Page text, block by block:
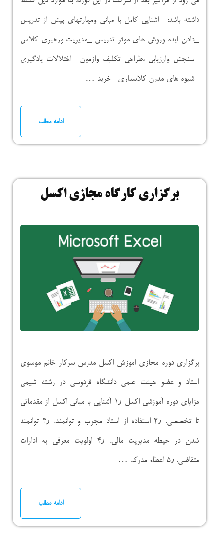
داشته باشد: _اشنایی کامل با مبانی ومهارتهای پیش از تدریس
_دادن ایده وروش های موثر تدریس _مدیریت ورهبری کلاس
_سنجش وارزیابی ،طراحی تکلیف وازمون _اختلالات یادگیری
_شیوه های مدرن کلاسداری خرید …
ادامه مطلب
برگزاری کارگاه مجازی اکسل
برگزاری دوره مجازی اموزش اکسل مدرس سرکار خانم موسوی
استاد و عضو هیئت علمی دانشگاه فردوسی در رشته شیمی
مزایای دوره آموزشی اکسل ۱٫ آشنایی با مبانی اکسل از مقدماتی
تا تخصصی. ۲٫ استفاده از استاد مجرب و توانمند. ۳٫ توانمند
شدن در حیطه مدیریت مالی. ۴٫ اولویت معرفی به ادارات
متقاضی. ۵٫ اعطاء مدرک …
ادامه مطلب